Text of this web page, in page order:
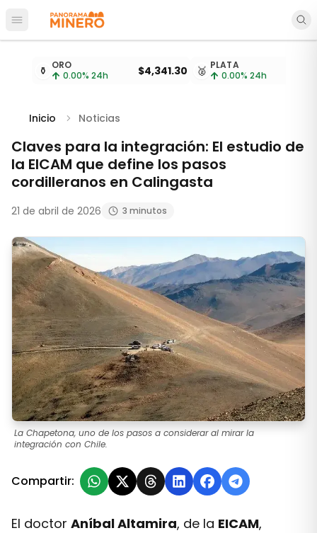
Abrir menú principal
Cotizaciones de metales actualizadas cada 15
⚱️ ORO
0.00% 24h $4,341.30 🥈 PLATA
0.00% 24h
Inicio Noticias
Claves para la integración: El estudio de
la EICAM que define los pasos
cordilleranos en Calingasta
21 de abril de 2026 3 minutos
La Chapetona, uno de los pasos a considerar al mirar la
integración con Chile.
Compartir:
El doctor Aníbal Altamira, de la EICAM,